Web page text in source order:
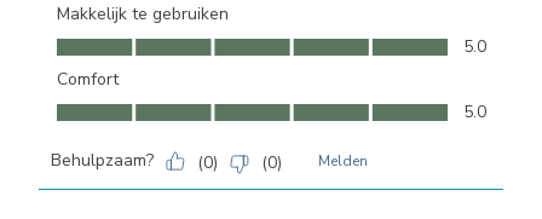
Makkelijk te gebruiken
Makkelijk te gebruiken, 5.0 van 5
5.0
Comfort
Comfort, 5.0 van 5
5.0
Behulpzaam? (0) (0) Melden